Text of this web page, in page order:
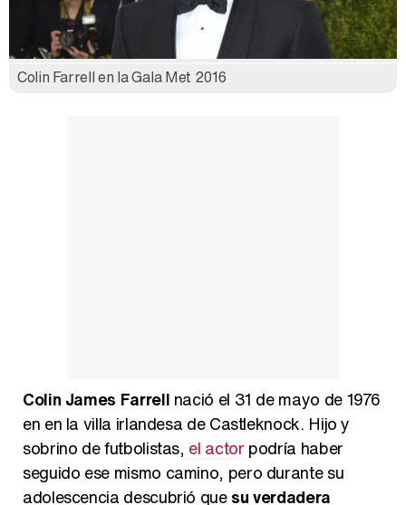
Así se tomó Felipe VI que la Infanta Sofía no quisiera recibir formación militar
Colin Farrell en la Gala Met 2016
Colin James Farrell nació el 31 de mayo de 1976
en en la villa irlandesa de Castleknock. Hijo y
sobrino de futbolistas, el actor podría haber
seguido ese mismo camino, pero durante su
adolescencia descubrió quesu verdadera